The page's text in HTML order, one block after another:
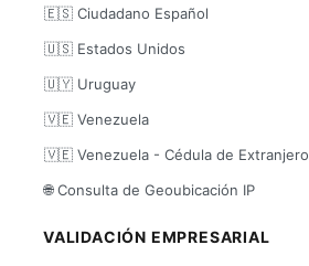
🇪🇸 Ciudadano Español
🇺🇸 Estados Unidos
🇺🇾 Uruguay
🇻🇪 Venezuela
🇻🇪 Venezuela - Cédula de Extranjero
🌐 Consulta de Geoubicación IP
VALIDACIÓN EMPRESARIAL